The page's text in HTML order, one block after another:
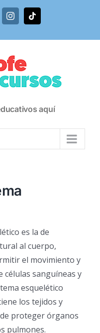
InstagramTiktok
aquí
es la de
al cuerpo,
el movimiento y
células sanguíneas y
esquelético
los tejidos y
proteger órganos
pulmones.